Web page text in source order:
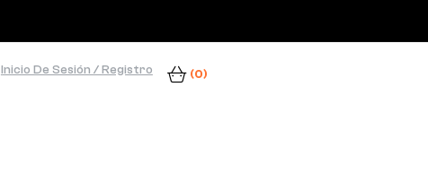
Inicio De Sesión / Registro (0)